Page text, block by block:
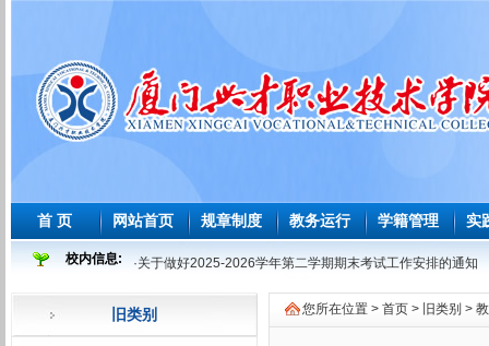
首 页 网站首页 规章制度 教务运行 学籍管理 实
校内信息: ·关于做好2025-2026学年第二学期期末考试工作安排的通知
2025-2026 学年度第二学期必修课程重修教学与考试安排表
·2026年师范生教育教学能力测试安排表
旧类别 您所在位置 > 首页 > 旧类别 >